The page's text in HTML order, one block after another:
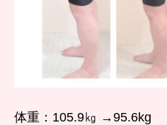
体重：105.9㎏ →95.6kg